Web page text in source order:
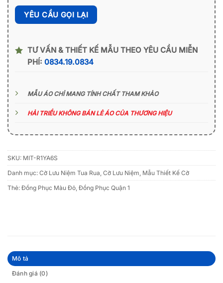
TƯ VẤN & THIẾT KẾ MẪU THEO YÊU CẦU MIỄN
PHÍ: 0834.19.0834
MẪU ÁO CHỈ MANG TÍNH CHẤT THAM KHẢO
HẢI TRIỀU KHÔNG BÁN LẺ ÁO CỦA THƯƠNG HIỆU
SKU: MIT-R1YA6S
Danh mục: Cờ Lưu Niệm Tua Rua Cờ Lưu Niệm Mẫu Thiết Kế Cờ
Thẻ: Đồng Phục Màu Đỏ Đồng Phục Quận 1
Mô tả
Đánh giá (0)